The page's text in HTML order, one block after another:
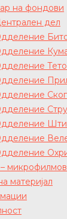
на фондови
дел
материјал